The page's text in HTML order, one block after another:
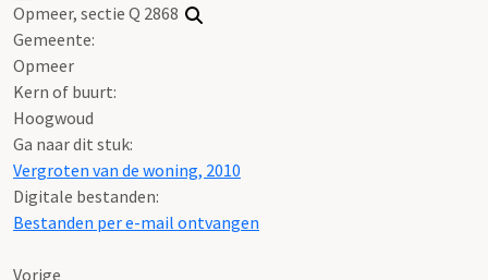
Opmeer, sectie Q 2868
Gemeente:
Opmeer
Kern of buurt:
Hoogwoud
Ga naar dit stuk:
Vergroten van de woning, 2010
Digitale bestanden:
Bestanden per e-mail ontvangen
Vorige